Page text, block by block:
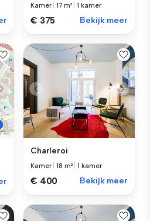
Kamer |17 m² |1 kamer
€ 375 Bekijk meer
Charleroi
Kamer |18 m² |1 kamer
€ 400 Bekijk meer